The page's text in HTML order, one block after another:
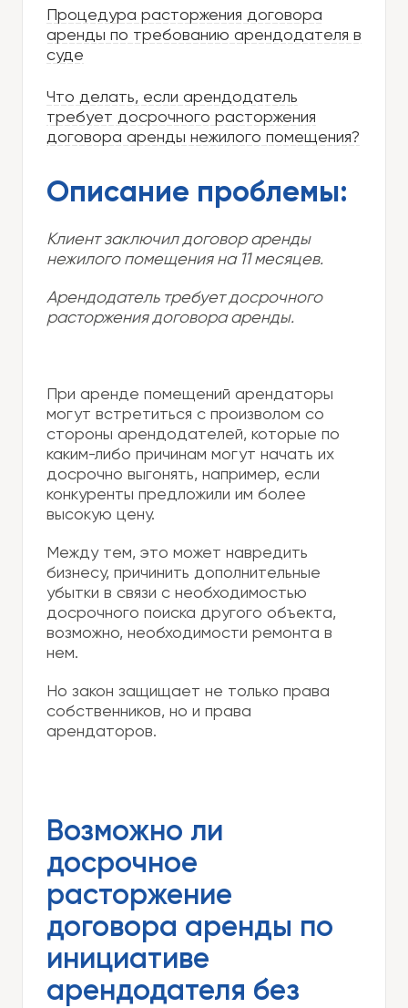
Процедура расторжения договора
аренды по требованию арендодателя в
суде
Что делать, если арендодатель
требует досрочного расторжения
договора аренды нежилого помещения?
Описание проблемы:
Клиент заключил договор аренды
нежилого помещения на 11 месяцев.
Арендодатель требует досрочного
расторжения договора аренды.
При аренде помещений арендаторы
могут встретиться с произволом со
стороны арендодателей, которые по
каким-либо причинам могут начать их
досрочно выгонять, например, если
конкуренты предложили им более
высокую цену.
Между тем, это может навредить
бизнесу, причинить дополнительные
убытки в связи с необходимостью
досрочного поиска другого объекта,
возможно, необходимости ремонта в
нем.
Но закон защищает не только права
собственников, но и права
арендаторов.
Возможно ли
досрочное
расторжение
договора аренды по
инициативе
арендодателя без